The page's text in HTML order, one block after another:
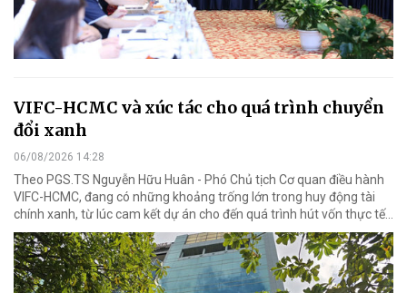
VIFC-HCMC và xúc tác cho quá trình chuyển
đổi xanh
06/08/2026 14:28
Theo PGS.TS Nguyễn Hữu Huân - Phó Chủ tịch Cơ quan điều hành
VIFC-HCMC, đang có những khoảng trống lớn trong huy động tài
chính xanh, từ lúc cam kết dự án cho đến quá trình hút vốn thực tế...